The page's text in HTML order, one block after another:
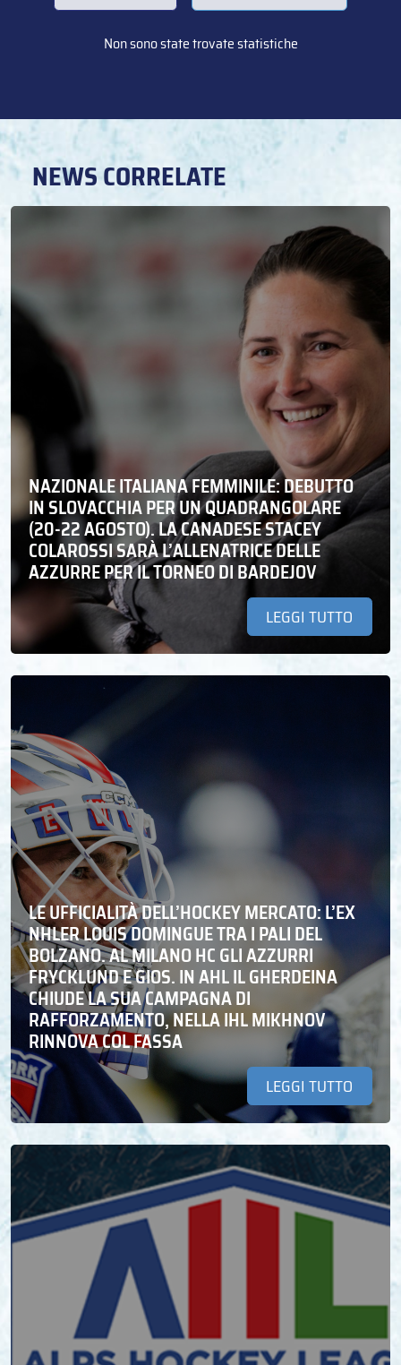
Non sono state trovate statistiche
NEWS CORRELATE
NAZIONALE ITALIANA FEMMINILE: DEBUTTO
IN SLOVACCHIA PER UN QUADRANGOLARE
(20-22 AGOSTO). LA CANADESE STACEY
COLAROSSI SARÀ L’ALLENATRICE DELLE
AZZURRE PER IL TORNEO DI BARDEJOV
LEGGI TUTTO
LE UFFICIALITÀ DELL’HOCKEY MERCATO: L’EX
NHLER LOUIS DOMINGUE TRA I PALI DEL
BOLZANO. AL MILANO HC GLI AZZURRI
FRYCKLUND E GIOS. IN AHL IL GHERDEINA
CHIUDE LA SUA CAMPAGNA DI
RAFFORZAMENTO, NELLA IHL MIKHNOV
RINNOVA COL FASSA
LEGGI TUTTO